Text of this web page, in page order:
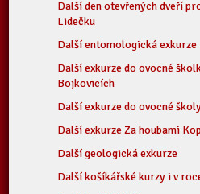
Další den otevřených dveří
Lidečku
Další entomologická exkurze
Další exkurze do ovocné
Bojkovicích
Další exkurze do ovocné
Další exkurze Za houbami
Další geologická exkurze
Další košíkářské kurzy i v